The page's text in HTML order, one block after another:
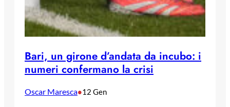
Bari, un girone d’andata da incubo: i
numeri confermano la crisi
Oscar Maresca•12 Gen